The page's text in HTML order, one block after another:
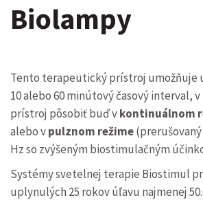
Biolampy
Tento terapeutický prístroj umožňuje
10 alebo 60 minútový časový interval,
prístroj pôsobiť buď vkontinuálnom
alebo vpulznom režime
Hz so zvýšeným biostimulačným
Systémy svetelnej terapie Biostimul
uplynulých 25 rokov úľavu najmenej